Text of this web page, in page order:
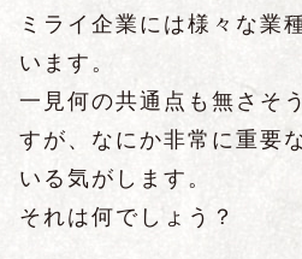
ミライ企業には様々な業
います。
一見何の共通点も無さそ
すが、なにか非常に重要
いる気がします。
それは何でしょう？